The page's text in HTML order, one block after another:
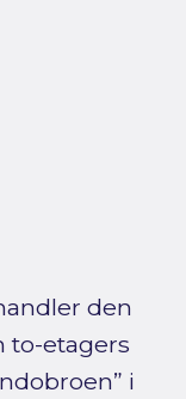
den
to-etagers
i